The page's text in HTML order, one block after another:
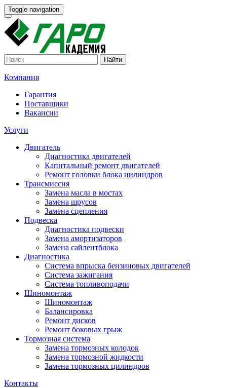
Toggle navigation
Найти
Компания
Гарантия
Поставщики
Вакансии
Услуги
Двигатель
Диагностика двигателей
Капитальный ремонт двигателей
Ремонт головки блока цилиндров
Трансмиссия
Замена масла в мостах
Замена шрусов
Замена сцепления
Подвеска
Диагностика подвески
Замена амортизаторов
Замена сайлентблока
Диагностика
Система впрыска бензиновых двигателей
Система зажигания
Система топливоподачи
Шиномонтаж
Шиномонтаж
Балансировка
Ремонт дисков
Ремонт боковых грыж
Тормозная система
Замена тормозных колодок
Замена тормозной жидкости
Замена тормозных цилиндров
Контакты